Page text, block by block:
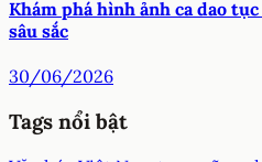
thời đại
01/07/2026